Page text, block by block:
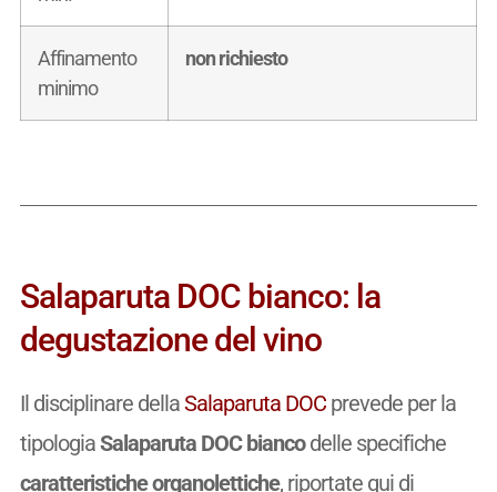
Affinamento
minimo
non richiesto
Salaparuta DOC bianco: la
degustazione del vino
Il disciplinare dellaSalaparuta DOCprevede per la
tipologiaSalaparuta DOC biancodelle specifiche
caratteristiche organolettiche, riportate qui di